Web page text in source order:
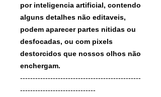
por inteligencia artificial, contendo
alguns detalhes não editaveis,
podem aparecer partes nitidas ou
desfocadas, ou com pixels
destorcidos que nossos olhos não
enchergam.
------------------------------------------------
------------------------------